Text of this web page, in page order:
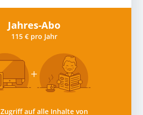
Jahres-Abo
115 € pro Jahr
Zugriff auf alle Inhalte von